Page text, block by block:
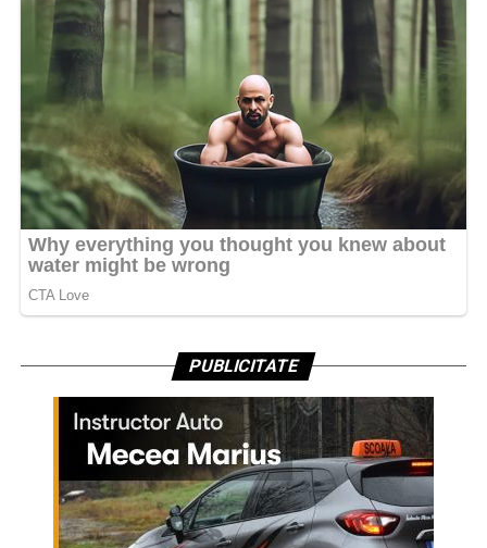
PUBLICITATE